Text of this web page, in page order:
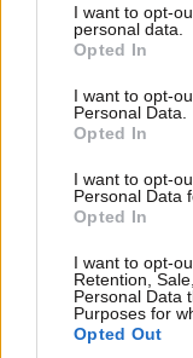
not limited to your
grant or deny
use your data for
consent section.
I want to opt-
personal data.
Opted In
I want to opt-
Personal Data.
Opted In
I want to opt-
Personal Data
Opted In
I want to opt-
Retention,
Personal Data
Purposes for
Opted Out
εκτάσεις της»,
Το νερό,
«Δεν θα πρέπει
και ενεργειακά,
Οπότε θα πρέπει
παρέμβαση που
δημιουργήσει
κάτω ρου,